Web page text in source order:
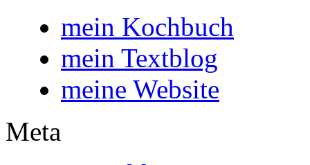
mein Kochbuch
mein Textblog
meine Website
Meta